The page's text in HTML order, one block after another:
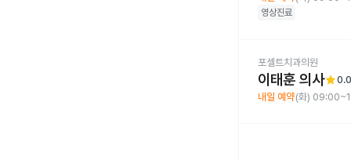
영상진료
포셀트치과의원
이태훈 의사star0.0
내일 예약(화)